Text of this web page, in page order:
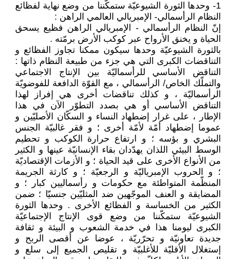
1- وحدها الثورة الشيوعيّة ستمكّننا من وضع نهاية لفظائع
النظام الرأسمالي- الإمبريالي العالمي الراهن :
إنّ النظام الرأسمالي - الإمبريالي الراهن فظيع يسحق
الحياة و يخنق الأرواح عبر كوكب الأرض برمّته .
بالثورة الشيوعيّة وحدها سيكون ممكنا تجاوز الفظائع و
التناقضات الكبرى التي هي جزء من طبيعة النظام ذاتها :
التناقض الأساسي للرأسماليّة بين الإنتاج الاجتماعي
والتملّك الخاص/ الرأسمالي ، مع القوّة الدافعة للفوضويّة
الرأسماليّة ، و كذلك تناقضات أخرى هي إفراز لهذا
التناقض الأساسي أو هي بصدد التطوّر الآن في هذا
الإطار ، على غرار إضطهاد النساء و السكّان الأصليّين و
عموما إضطهاد أمّة لأمّة أخرى ؛ و فقر غالبيّة الجنس
البشري و بؤسه ؛ و ارتفاع حرارة الكوكب و تحطيم
الوسط البيئي اللذان يهدّدان بقاء الإنسانيّة عينها و الكثير
من الأنواع الأخرى على قيد الحياة ؛ و الأزمات الإقتصاديّة
؛ و الحروب الإمبرياليّة و الرجعيّة ؛ و كارثة الجريمة
المنظّمة المتواطئة مع حكومات و رأسماليين كبار ؛ و
المضايقة و العنف الموجّهين ضد المثليّين جنسيّا ؛ ضمن
الكثير من الخساسة و الفظائع الأخرى . وحدها الثورة
الشيوعيّة ستمكّننا من وضع قوى الإنتاج الإجتماعيّة
الكبرى ليومنا هذا في خدمة الشعوب و البيئة و ثقافة
جديدة تعاونيّة و تحرّريّة ، عوضا عن أقصى الربح و
إستغلال الأقليّة للأغلبيّة و تقليص الجميع إلى سلع و